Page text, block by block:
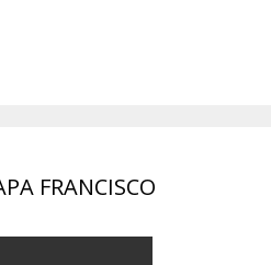
FRANCISCO